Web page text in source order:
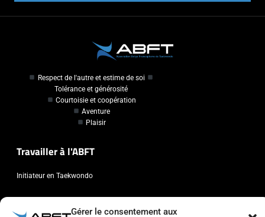
Gérer le consentement aux
Respect de l'autre et estime de soi
Tolérance et générosité
Courtoisie et coopération
Aventure
Plaisir
Travailler à l'ABFT
Initiateur en Taekwondo